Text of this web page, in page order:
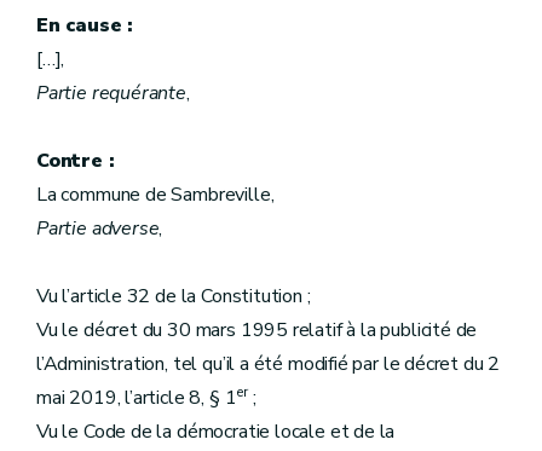
En cause :
[…],
Partie requérante,
Contre :
La commune de Sambreville,
Partie adverse,
Vu l’article 32 de la Constitution ;
Vu le décret du 30 mars 1995 relatif à la publicité de
l’Administration, tel qu’il a été modifié par le décret du 2
mai 2019, l’article 8, § 1er;
Vu le Code de la démocratie locale et de la